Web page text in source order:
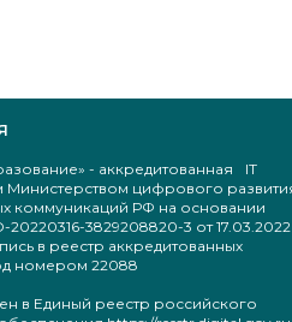
- аккредитованная IT
Министерством цифрового
коммуникаций РФ на основании
3829208820-3 от 17.03.2022
в реестр аккредитованных
номером 22088
в Единый реестр российского